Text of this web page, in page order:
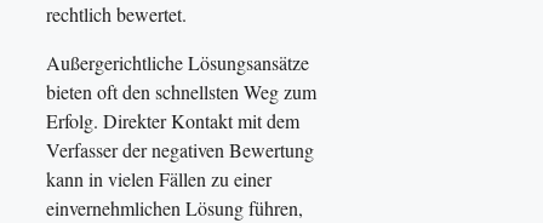
rechtlich bewertet.
Außergerichtliche Lösungsansätze
bieten oft den schnellsten Weg zum
Erfolg. Direkter Kontakt mit dem
Verfasser der negativen Bewertung
kann in vielen Fällen zu einer
einvernehmlichen Lösung führen,